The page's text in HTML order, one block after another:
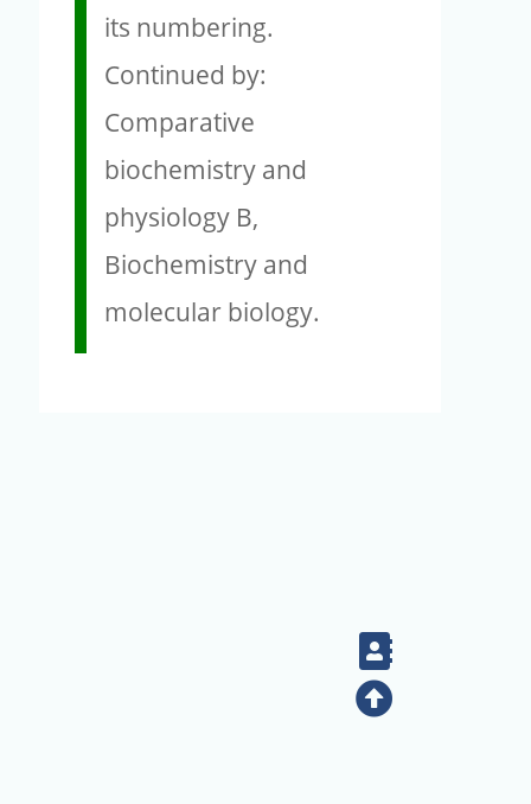
its numbering.
Continued by:
Comparative
biochemistry and
physiology B,
Biochemistry and
molecular biology.
Contact